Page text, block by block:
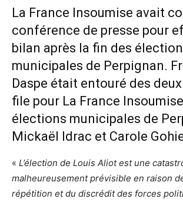
La France Insoumise avait
conférence de presse pour
bilan après la fin des
municipales de Perpignan.
Daspe était entouré des
file pour La France
élections municipales de
Mickaël Idrac et Carole
« L’élection de Louis Aliot est une
malheureusement prévisible en raison
répétition et du discrédit des forces